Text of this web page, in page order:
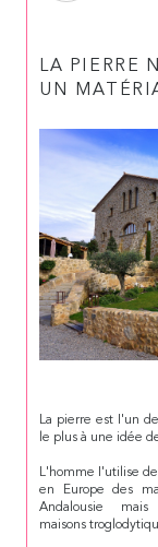
LA PIERRE
UN
La pierre est I'un
le plus à une idée
L'homme I'utilise
en Europe des
Andalousie
maisons